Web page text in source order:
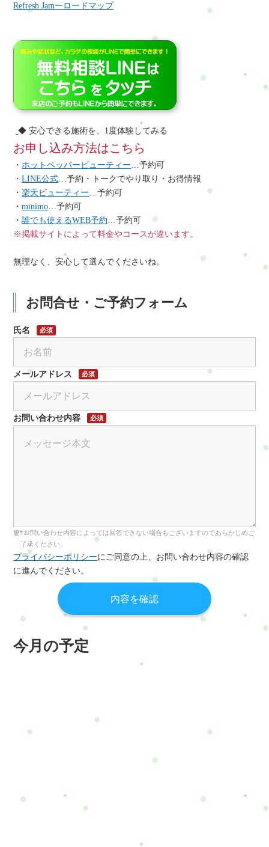
Refresh Jamーロードマップ
◆ 安心できる施術を、1度体験してみる
お申し込み方法はこちら
・ ホットペッパービューティー …予約可
・LINE公式 …予約・トークでやり取り・お得情報
・楽天ビューティー …予約可
・minimo …予約可
・誰でも使えるWEB予約 …予約可
※掲載サイトによって料金やコースが違います。
無理なく、安心して選んでくださいね。
お問合せ・ご予約フォーム
氏名 必須
メールアドレス 必須
お問い合わせ内容 必須
お問い合わせ内容によっては回答できない場合もございますのであらかじめご
了承ください。
プライバシーポリシーにご同意の上、お問い合わせ内容の確認
に進んでください。
今月の予定